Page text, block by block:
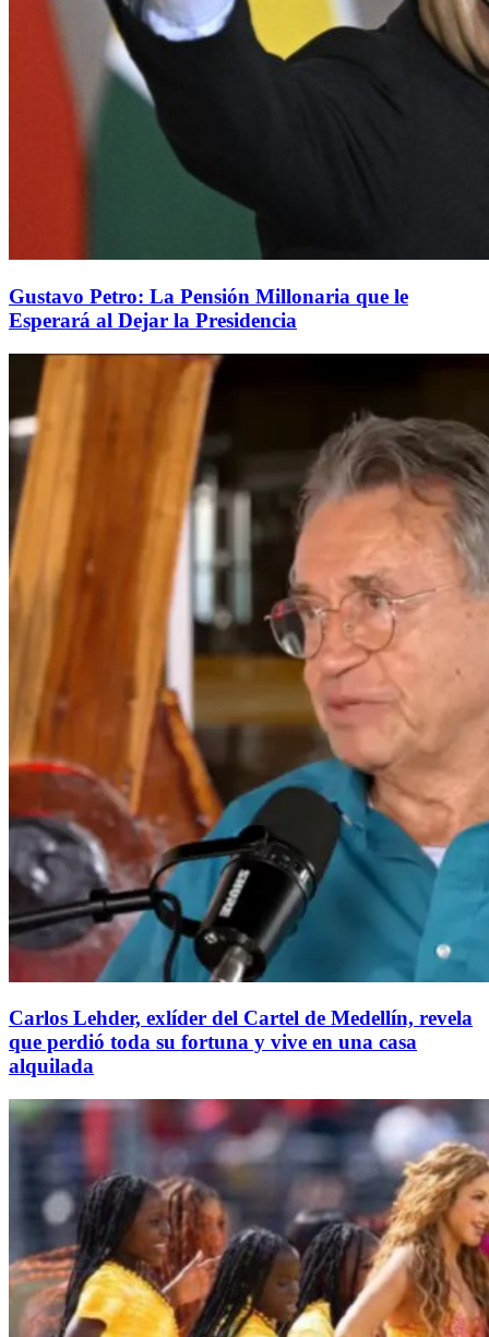
Gustavo Petro: La Pensión Millonaria que le
Esperará al Dejar la Presidencia
Carlos Lehder, exlíder del Cartel de Medellín, revela
que perdió toda su fortuna y vive en una casa
alquilada